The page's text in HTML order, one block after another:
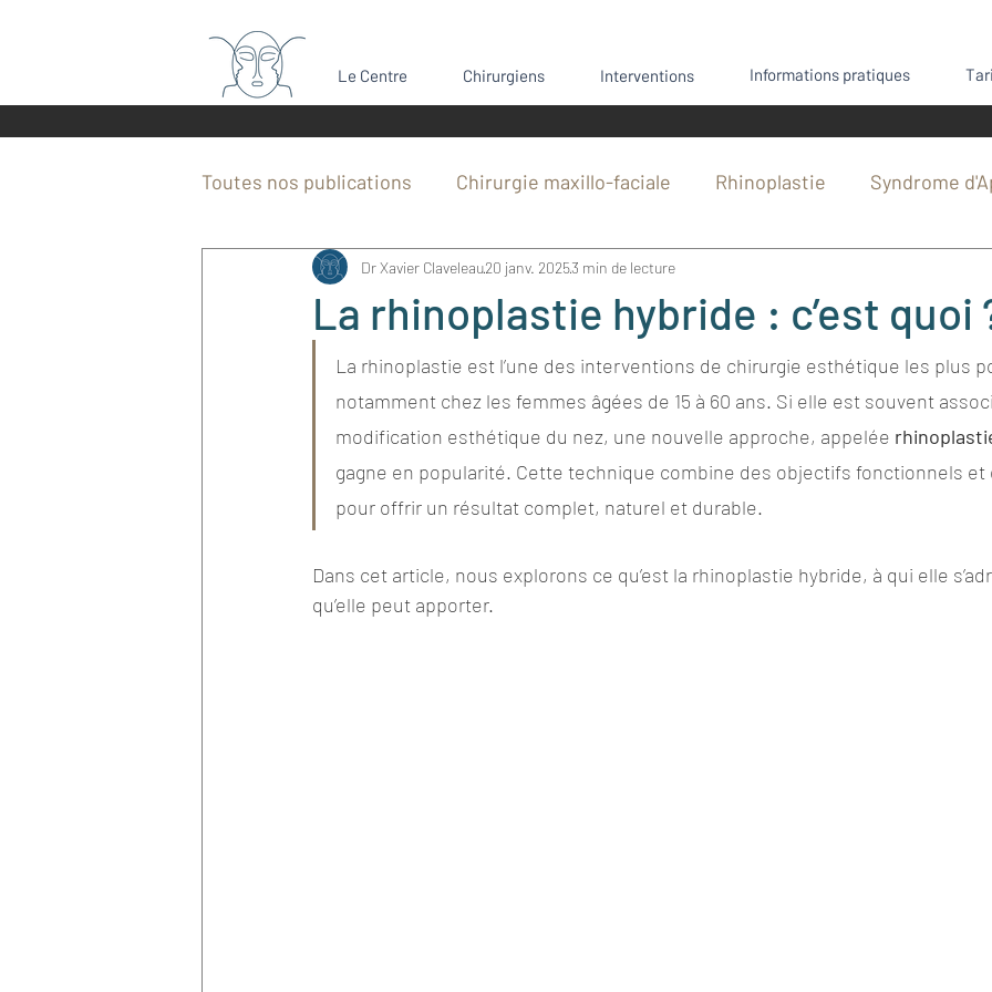
Le Centre Chirurgiens Interventions Informations pratiques
Toutes nos publications Chirurgie maxillo-faciale Rhinoplastie Syndrome
Bosse du nez Rétrognathie mandibulaire
Dents de sagesse Chirurgie Anesthésie Chirurgie cutanée
Actualités CBCMF Bordeaux Chirurgie orthognathique Fracture du nez
Rhinoplastie secondaire
cancer peau Orthodontie
La rhinoplastie hybride : c’est quoi
Dr Xavier Claveleau20 janv. 20253 min de lecture
La rhinoplastie est l’une des interventions de chirurgie esthétique les plus
notamment chez les femmes âgées de 15 à 60 ans. Si elle est souvent
modification esthétique du nez, une nouvelle approche, appelée
gagne en popularité. Cette technique combine des objectifs fonctionnels
pour offrir un résultat complet, naturel et durable.
Dans cet article, nous explorons ce qu’est la rhinoplastie hybride, à qui elle
qu’elle peut apporter.